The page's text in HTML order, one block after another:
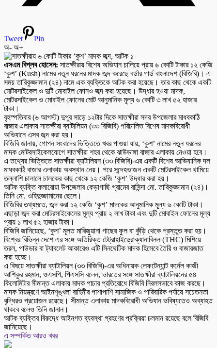
Tweet
Pin
অ- অ+
এসএম বিপ্লব হোসেন: সাতক্ষীরায় বিশেষ অভিযান চালিয়ে প্রায় ৬ কোটি টাকার ১২ কেজি
‘কুশ’ (Kush) নামের নতুন ধরনের মাদক জব্দ করেছে বর্ডার গার্ড বাংলাদেশ (বিজিবি)। এ
সময় তারিকুজ্জামান (২৪) নামে এক ব্যক্তিকে আটক করা হয়েছে। তার কাছ থেকে একটি
মোটরসাইকেল ও দুটি মোবাইল ফোনও জব্দ করা হয়েছে। উদ্ধার হওয়া মাদক,
মোটরসাইকেল ও মোবাইল ফোনের মোট আনুমানিক মূল্য ৬ কোটি ৩ লাখ ৫২ হাজার
টাকা।
বৃহস্পতিবার (৬ আগস্ট) দুপুর সাড়ে ১২টার দিকে সাতক্ষীরা সদর উপজেলার মাধবকাঠি
বাজার এলাকায় সাতক্ষীরা ব্যাটালিয়ন (৩৩ বিজিবি) পরিচালিত বিশেষ মাদকবিরোধী
অভিযানে এসব জব্দ করা হয়।
বিজিবি জানায়, গোপন সংবাদের ভিত্তিতে খবর পাওয়া যায়, ‘কুশ’ নামের নতুন ধরনের
মাদক মোটরসাইকেলযোগে সাতক্ষীরা শহর থেকে ঝাউডাঙ্গা বাজার এলাকায় নেওয়া হবে।
এ তথ্যের ভিত্তিতে সাতক্ষীরা ব্যাটালিয়ন (৩৩ বিজিবি)-এর একটি বিশেষ আভিযানিক দল
মাধবকাঠি বাজার এলাকায় অবস্থান নেয়। পরে সন্দেহভাজন একটি মোটরসাইকেল থামিয়ে
তল্লাশি চালালে চালকের কাছ থেকে ১২ কেজি ‘কুশ’ উদ্ধার করা হয়।
আটক ব্যক্তি কলারোয়া উপজেলার কেড়াগাছি গ্রামের বাসিন্দা মো. তারিকুজ্জামান (২৪)।
তিনি মো. ওহিদুজ্জামানের ছেলে।
বিজিবির তথ্যমতে, জব্দ করা ১২ কেজি ‘কুশ’ মাদকের আনুমানিক মূল্য ৬ কোটি টাকা।
এছাড়া জব্দ করা মোটরসাইকেলের মূল্য প্রায় ২ লাখ টাকা এবং দুটি মোবাইল ফোনের মূল্য
প্রায় ১ লাখ ৫২ হাজার টাকা।
বিজিবি জানিয়েছে, ‘কুশ’ মূলত মারিজুয়ানা গাছের ফুল বা কুঁড়ি থেকে প্রস্তুত করা হয়।
বিশ্বের বিভিন্ন দেশে এর সঙ্গে অতিরিক্ত টেট্রাহাইড্রোক্যানাবিনল (THC) মিশিয়ে
তরল, পাউডার বা ট্যাবলেট আকারেও এটি সিনথেটিক মাদক হিসেবে তৈরি ও বাজারজাত
করা হচ্ছে।
এ বিষয়ে সাতক্ষীরা ব্যাটালিয়ন (৩৩ বিজিবি)-এর অধিনায়ক লেফটেন্যান্ট কর্নেল কাজী
আশিকুর রহমান, ওএসপি, পিএসসি বলেন, ভারতের সঙ্গে সাতক্ষীরা ব্যাটালিয়নের ৫৪
কিলোমিটার সীমান্ত এলাকায় মাদক পাচার প্রতিরোধে বিজিবি নিরলসভাবে কাজ করছে।
মাদক নিয়ন্ত্রণে আইনশৃঙ্খলা বাহিনীর পাশাপাশি সামাজিক ও পারিবারিক পর্যায়ে সচেতনতা
বৃদ্ধিরও প্রয়োজন রয়েছে। সীমান্ত এলাকায় মাদকবিরোধী অভিযান ভবিষ্যতেও অব্যাহত
থাকবে বলেও তিনি জানান।
আটক ব্যক্তির বিরুদ্ধে আইনগত ব্যবস্থা গ্রহণের প্রক্রিয়া চলমান রয়েছে বলে বিজিবি
জানিয়েছে।
এ সম্পর্কিত আরও খবর